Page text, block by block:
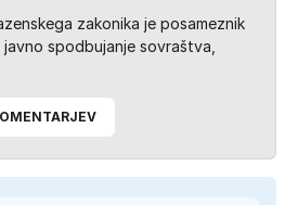
zakonika je posameznik
spodbujanje sovraštva,